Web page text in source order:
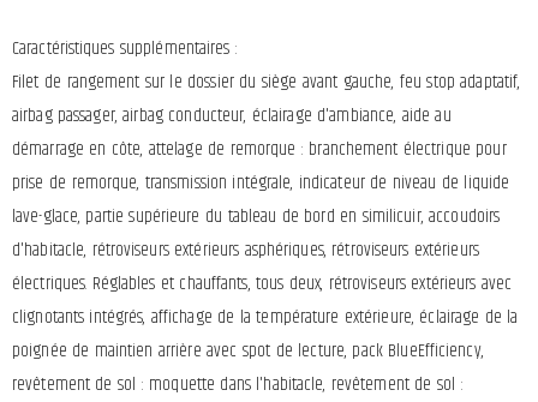
Caractéristiques supplémentaires :
Filet de rangement sur le dossier du siège avant gauche, feu stop adaptatif,
airbag passager, airbag conducteur, éclairage d'ambiance, aide au
démarrage en côte, attelage de remorque : branchement électrique pour
prise de remorque, transmission intégrale, indicateur de niveau de liquide
lave-glace, partie supérieure du tableau de bord en similicuir, accoudoirs
d'habitacle, rétroviseurs extérieurs asphériques, rétroviseurs extérieurs
électriques. Réglables et chauffants, tous deux, rétroviseurs extérieurs avec
clignotants intégrés, affichage de la température extérieure, éclairage de la
poignée de maintien arrière avec spot de lecture, pack BlueEfficiency,
revêtement de sol : moquette dans l'habitacle, revêtement de sol :